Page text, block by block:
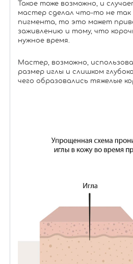
Такое тоже возможно, и
мастер сделал что-то не так
пигмента, то это может
заживлению и тому, что
нужное время.
Мастер, возможно,
размер иглы и слишком
чего образовались тяжелые